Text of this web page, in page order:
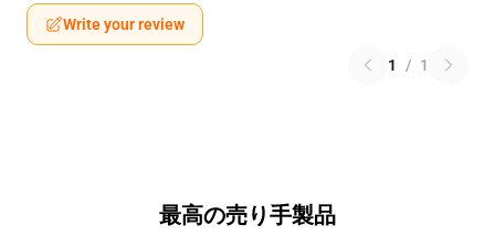
Write your review
1 / 1
最高の売り手製品